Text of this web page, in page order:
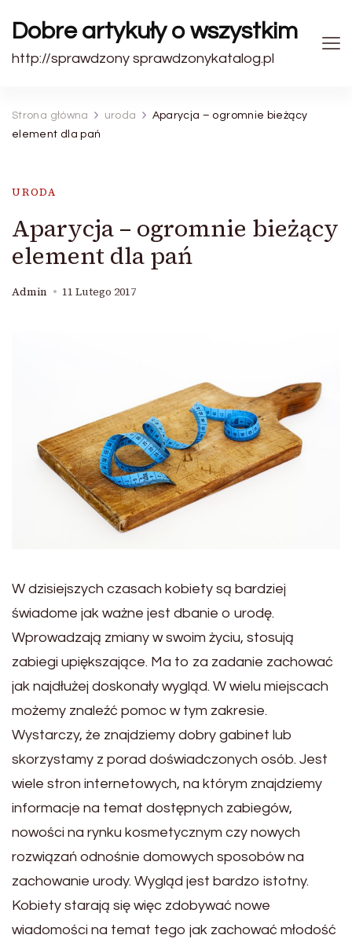
Dobre artykuły o wszystkim
http://sprawdzony sprawdzonykatalog.pl
Strona główna uroda
Aparycja – ogromnie bieżący
element dla pań
URODA
Aparycja – ogromnie bieżący
element dla pań
Admin 11 Lutego 2017
W dzisiejszych czasach kobiety są bardziej
świadome jak ważne jest dbanie o urodę.
Wprowadzają zmiany w swoim życiu, stosują
zabiegi upiększające. Ma to za zadanie zachować
jak najdłużej doskonały wygląd. W wielu miejscach
możemy znaleźć pomoc w tym zakresie.
Wystarczy, że znajdziemy dobry gabinet lub
skorzystamy z porad doświadczonych osób. Jest
wiele stron internetowych, na którym znajdziemy
informacje na temat dostępnych zabiegów,
nowości na rynku kosmetycznym czy nowych
rozwiązań odnośnie domowych sposobów na
zachowanie urody. Wygląd jest bardzo istotny.
Kobiety starają się więc zdobywać nowe
wiadomości na temat tego jak zachować młodość